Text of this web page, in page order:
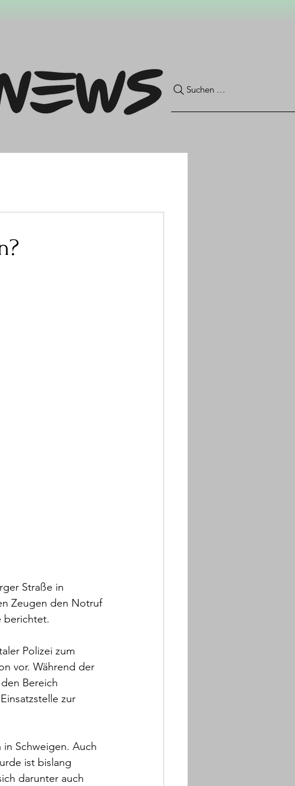
Suchen …
Straße in
Zeugen den Notruf
berichtet.
Polizei zum
vor. Während der
Bereich
zur
Schweigen. Auch
ist bislang
darunter auch